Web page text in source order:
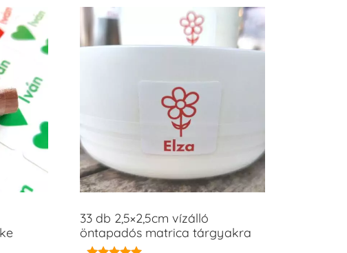
33 db 2,5×2,5cm vízálló
öntapadós matrica tárgyakra